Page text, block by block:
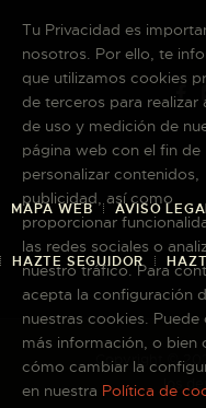
MAPA WEB AVISO
HAZTE SEGUIDOR
Copyright ©
los
Tu Privacidad es
nosotros. Por ello, te
que utilizamos cookies
de terceros para realizar
de uso y medición de
página web con el fin de
personalizar contenidos,
publicidad, así como
proporcionar
las redes sociales o
nuestro tráfico. Para
acepta la configuración
nuestras cookies. Puede
más información, o bien
cómo cambiar la
en nuestra Política de